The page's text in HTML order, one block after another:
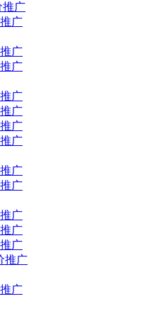
推广
广
广
广
广
广
广
广
广
广
广
广
广
推广
广